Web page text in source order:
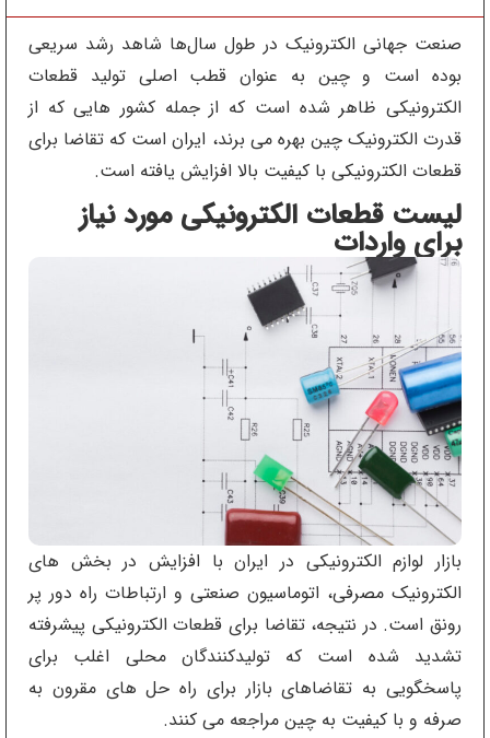
صنعت جهانی الکترونیک در طول سال‌ها شاهد رشد سریعی
بوده است و چین به عنوان قطب اصلی تولید قطعات
الکترونیکی ظاهر شده است که از جمله کشور هایی که از
قدرت الکترونیک چین بهره می برند، ایران است که تقاضا برای
قطعات الکترونیکی با کیفیت بالا افزایش یافته است.
لیست قطعات الکترونیکی مورد نیاز
برای واردات
بازار لوازم الکترونیکی در ایران با افزایش در بخش ‌های
الکترونیک مصرفی، اتوماسیون صنعتی و ارتباطات راه دور پر
رونق است. در نتیجه، تقاضا برای قطعات الکترونیکی پیشرفته
تشدید شده است که تولیدکنندگان محلی اغلب برای
پاسخگویی به تقاضاهای بازار برای راه حل های مقرون به
صرفه و با کیفیت به چین مراجعه می کنند.